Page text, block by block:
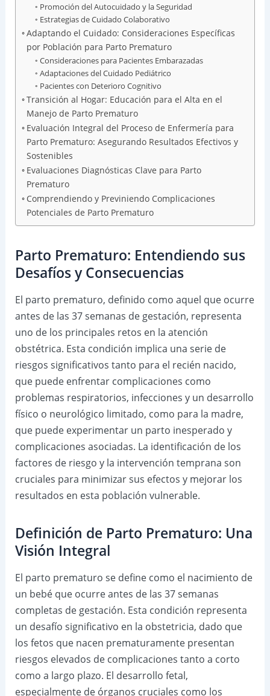
Promoción del Autocuidado y la Seguridad
Estrategias de Cuidado Colaborativo
Adaptando el Cuidado: Consideraciones Específicas
por Población para Parto Prematuro
Consideraciones para Pacientes Embarazadas
Adaptaciones del Cuidado Pediátrico
Pacientes con Deterioro Cognitivo
Transición al Hogar: Educación para el Alta en el
Manejo de Parto Prematuro
Evaluación Integral del Proceso de Enfermería para
Parto Prematuro: Asegurando Resultados Efectivos y
Sostenibles
Evaluaciones Diagnósticas Clave para Parto
Prematuro
Comprendiendo y Previniendo Complicaciones
Potenciales de Parto Prematuro
Parto Prematuro: Entendiendo sus
Desafíos y Consecuencias
El parto prematuro, definido como aquel que ocurre
antes de las 37 semanas de gestación, representa
uno de los principales retos en la atención
obstétrica. Esta condición implica una serie de
riesgos significativos tanto para el recién nacido,
que puede enfrentar complicaciones como
problemas respiratorios, infecciones y un desarrollo
físico o neurológico limitado, como para la madre,
que puede experimentar un parto inesperado y
complicaciones asociadas. La identificación de los
factores de riesgo y la intervención temprana son
cruciales para minimizar sus efectos y mejorar los
resultados en esta población vulnerable.
Definición de Parto Prematuro: Una
Visión Integral
El parto prematuro se define como el nacimiento de
un bebé que ocurre antes de las 37 semanas
completas de gestación. Esta condición representa
un desafío significativo en la obstetricia, dado que
los fetos que nacen prematuramente presentan
riesgos elevados de complicaciones tanto a corto
como a largo plazo. El desarrollo fetal,
especialmente de órganos cruciales como los